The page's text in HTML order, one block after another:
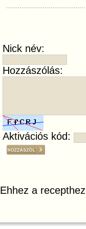
Nick név:
Hozzászólás:
Aktivációs kód:
Ehhez a